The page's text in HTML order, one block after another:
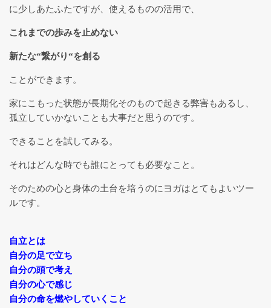
呼吸の授業「息をすることは生き
に少しあたふたですが、使えるものの活用で、
これまでの歩みを止めない
新たな“繋がり“を創る
ことができます。
家にこもった状態が長期化そのもので起きる弊害もあるし、
孤立していかないことも大事だと思うのです。
できることを試してみる。
それはどんな時でも誰にとっても必要なこと。
そのための心と身体の土台を培うのにヨガはとてもよいツー
ルです。
自立とは
自分の足で立ち
自分の頭で考え
自分の心で感じ
自分の命を燃やしていくこと